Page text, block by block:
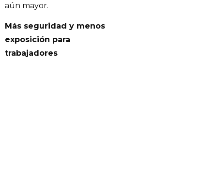
aún mayor.
Más seguridad y menos
exposición para
trabajadores